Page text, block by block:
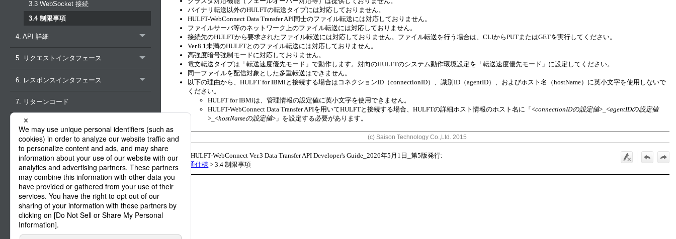
3.3 WebSocket 接続
3.4 制限事項
4. API 詳細
5. リクエストインタフェース
6. レスポンスインタフェース
7. リターンコード
バイナリ転送以外のHULFTの転送タイプには対応しておりません。
HULFT-WebConnect Data Transfer API同士のファイル転送には対応しておりません。
ファイルサーバ等のネットワーク上のファイル転送には対応しておりません。
接続先のHULFTから要求されたファイル転送には対応しておりません。ファイル転送を行う場合は、CLIからPUTまたはGETを実行してください。
Ver.8.1未満のHULFTとのファイル転送には対応しておりません。
高強度暗号強制モードに対応しておりません。
電文転送タイプは「転送速度優先モード」で動作します。対向のHULFTのシステム動作環境設定を「転送速度優先モード」に設定してください。
同一ファイルを配信対象とした多重転送はできません。
以下の理由から、HULFT for IBMiと接続する場合はコネクションID（connectionID）、識別ID（agentID）、およびホスト名（hostName）に英小文字を使用しないで
ください。
HULFT for IBMiは、管理情報の設定値に英小文字を使用できません。
HULFT-WebConnect Data Transfer APIを用いてHULFTと接続する場合、HULFTの詳細ホスト情報のホスト名に「<connectionIDの設定値>_<agentIDの設定値
>_<hostNameの設定値>」を設定する必要があります。
(c) Saison Technology Co.,Ltd. 2015
【公式】HULFT-WebConnect Ver.3 Data Transfer API Developer's Guide_2026年5月1日_第5版発行:
3. API 共通仕様 >3.4 制限事項